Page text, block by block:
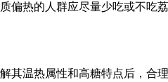
偏热的人群应尽量少吃或不吃
其温热属性和高糖特点后，合